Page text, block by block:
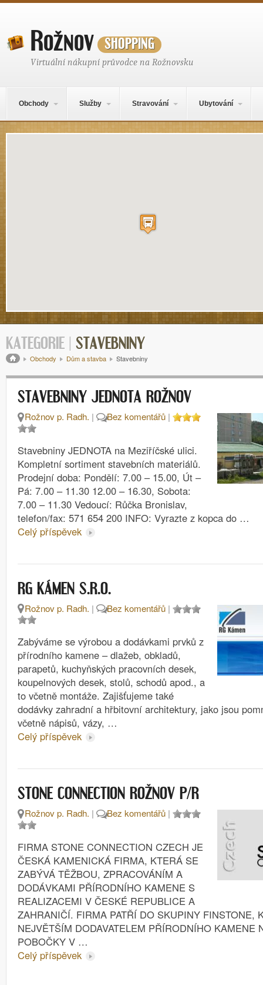
Rožnovshopping
Virtuální nákupní průvodce na Rožnovsku
Obchody Služby Stravování Ubytování
Mapa obsahu
KATEGORIE | STAVEBNINY
Drobečková navigace
Obchody Dům a stavba Stavebniny
STAVEBNINY JEDNOTA ROŽNOV
Rožnov p. Radh. | Bez komentářů |
Stavebniny JEDNOTA na Meziříčské ulici.
Kompletní sortiment stavebních materiálů.
Prodejní doba: Pondělí: 7.00 – 15.00, Út –
Pá: 7.00 – 11.30 12.00 – 16.30, Sobota:
7.00 – 11.30 Vedoucí: Růčka Bronislav,
telefon/fax: 571 654 200 INFO: Vyrazte z kopca do …
Celý příspěvek
RG KÁMEN S.R.O.
Rožnov p. Radh. | Bez komentářů |
Zabýváme se výrobou a dodávkami prvků z
přírodního kamene – dlažeb, obkladů,
parapetů, kuchyňských pracovních desek,
koupelnových desek, stolů, schodů apod., a
to včetně montáže. Zajišťujeme také
dodávky zahradní a hřbitovní architektury, jako jsou
včetně nápisů, vázy, …
Celý příspěvek
STONE CONNECTION ROŽNOV P/R
Rožnov p. Radh. | Bez komentářů |
FIRMA STONE CONNECTION CZECH JE
ČESKÁ KAMENICKÁ FIRMA, KTERÁ SE
ZABÝVÁ TĚŽBOU, ZPRACOVÁNÍM A
DODÁVKAMI PŘÍRODNÍHO KAMENE S
REALIZACEMI V ČESKÉ REPUBLICE A
ZAHRANIČÍ. FIRMA PATŘÍ DO SKUPINY FINSTONE,
NEJVĚTŠÍM DODAVATELEM PŘÍRODNÍHO KAMENE
POBOČKY V …
Celý příspěvek